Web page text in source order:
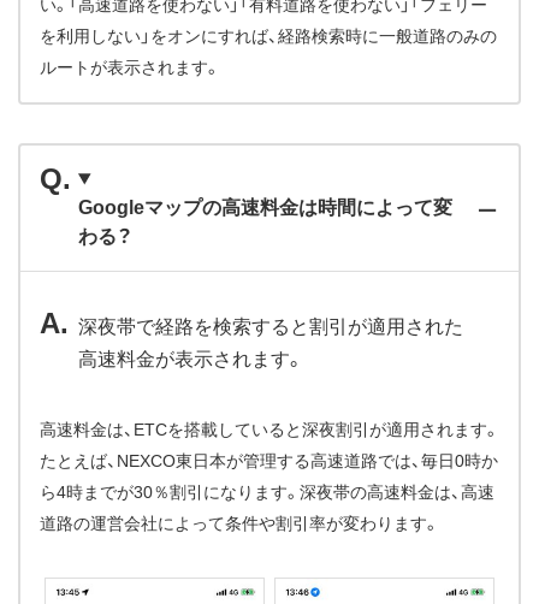
い。「高速道路を使わない」「有料道路を使わない」「フェリー
を利用しない」をオンにすれば、経路検索時に一般道路のみの
ルートが表示されます。
Googleマップの高速料金は時間によって変
わる？
深夜帯で経路を検索すると割引が適用された
高速料金が表示されます。
高速料金は、ETCを搭載していると深夜割引が適用されます。
たとえば、NEXCO東日本が管理する高速道路では、毎日0時か
ら4時までが30％割引になります。深夜帯の高速料金は、高速
道路の運営会社によって条件や割引率が変わります。